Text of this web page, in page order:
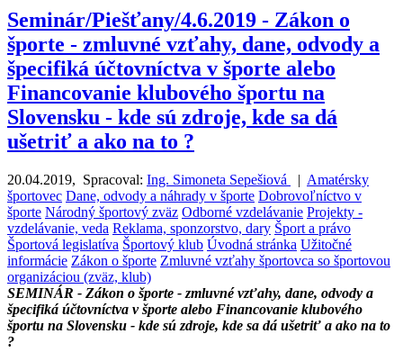
Seminár/Piešťany/4.6.2019 - Zákon o
športe - zmluvné vzťahy, dane, odvody a
špecifiká účtovníctva v športe alebo
Financovanie klubového športu na
Slovensku - kde sú zdroje, kde sa dá
ušetriť a ako na to ?
20.04.2019, Spracoval: Ing. Simoneta Sepešiová | Amatérsky
športovec Dane, odvody a náhrady v športe Dobrovoľníctvo v
športe Národný športový zväz Odborné vzdelávanie Projekty -
vzdelávanie, veda Reklama, sponzorstvo, dary Šport a právo
Športová legislatíva Športový klub Úvodná stránka Užitočné
informácie Zákon o športe Zmluvné vzťahy športovca so športovou
organizáciou (zväz, klub)
SEMINÁR - Zákon o športe - zmluvné vzťahy, dane, odvody a
špecifiká účtovníctva v športe alebo Financovanie klubového
športu na Slovensku - kde sú zdroje, kde sa dá ušetriť a ako na to
?